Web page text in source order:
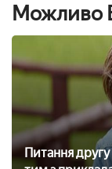
Можливо
Питання другу